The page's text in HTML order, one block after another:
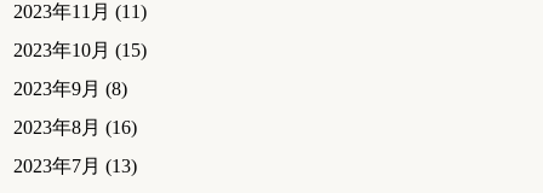
2023年11月 (11)
2023年10月 (15)
2023年9月 (8)
2023年8月 (16)
2023年7月 (13)